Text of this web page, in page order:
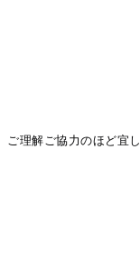
ご理解ご協力のほど宜し